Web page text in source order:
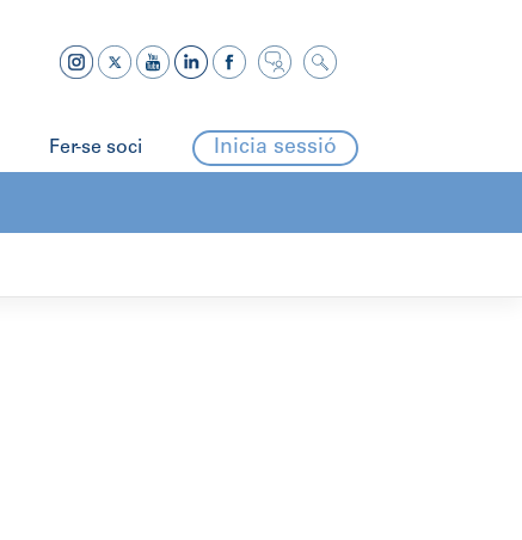
Fer-se soci Inicia sessió